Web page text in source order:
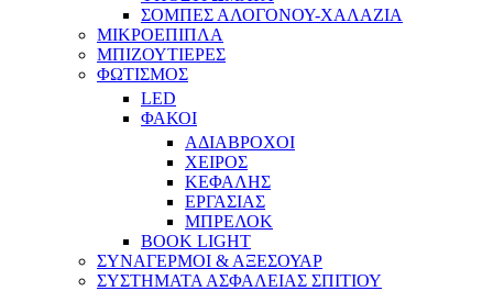
ΣΟΜΠΕΣ ΑΛΟΓΟΝΟΥ-ΧΑΛΑΖΙΑ
ΜΙΚΡΟΕΠΙΠΛΑ
ΜΠΙΖΟΥΤΙΕΡΕΣ
ΦΩΤΙΣΜΟΣ
LED
ΦΑΚΟΙ
ΑΔΙΑΒΡΟΧΟΙ
ΧΕΙΡΟΣ
ΚΕΦΑΛΗΣ
ΕΡΓΑΣΙΑΣ
ΜΠΡΕΛΟΚ
BOOK LIGHT
ΣΥΝΑΓΕΡΜΟΙ & ΑΞΕΣΟΥΑΡ
ΣΥΣΤΗΜΑΤΑ ΑΣΦΑΛΕΙΑΣ ΣΠΙΤΙΟΥ